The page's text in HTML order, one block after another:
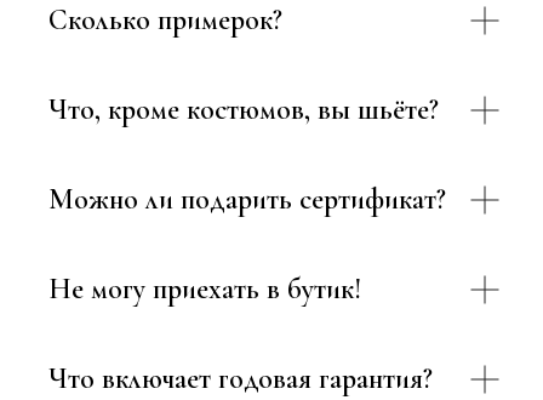
Сколько примерок?
Что, кроме костюмов, вы шьёте?
Можно ли подарить сертификат?
Не могу приехать в бутик!
Что включает годовая гарантия?